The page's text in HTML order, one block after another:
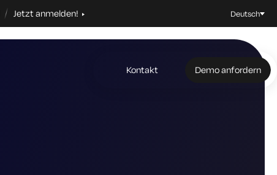
Jetzt anmelden! Deutsch
Kontakt Demo anfordern